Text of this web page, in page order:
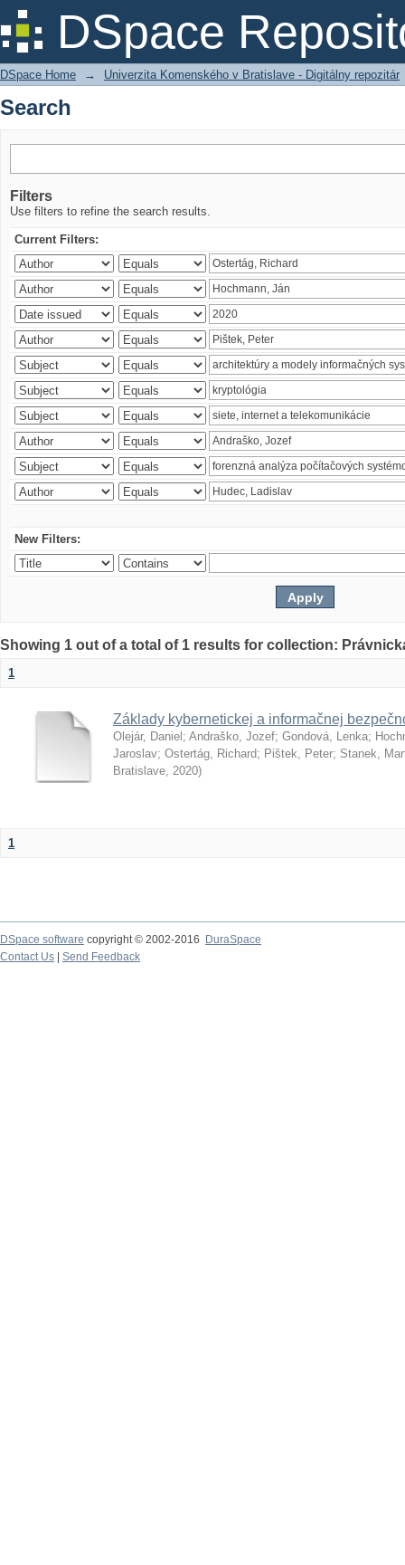
DSpace
Search
DSpace Home → Univerzita Komenského v Bratislave - Digitálny repozitár
Search
Filters
Use filters to refine the search results.
Current Filters:
New Filters:
Showing 1 out of a total of 1 results for collection:
1
Základy kybernetickej a informačnej
Olejár, Daniel ; Andraško, Jozef; Gondová, Lenka;
Jaroslav; Ostertág, Richard; Pištek, Peter; Stanek,
Bratislave, 2020)
1
DSpace software copyright © 2002-2016
DuraSpace
Contact Us
Send Feedback